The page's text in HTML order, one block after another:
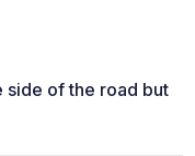
side of the road but